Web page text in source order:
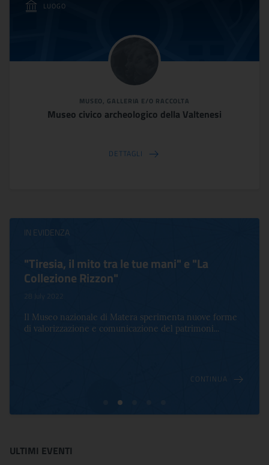
LUOGO
MUSEO, GALLERIA E/O RACCOLTA
Museo civico archeologico della Valtenesi
DETTAGLI
IN EVIDENZA
"Tiresia, il mito tra le tue mani" e "La
Collezione Rizzon"
28 July 2022
Il Museo nazionale di Matera sperimenta nuove forme
di valorizzazione e comunicazione del patrimoni...
CONTINUA
ULTIMI EVENTI